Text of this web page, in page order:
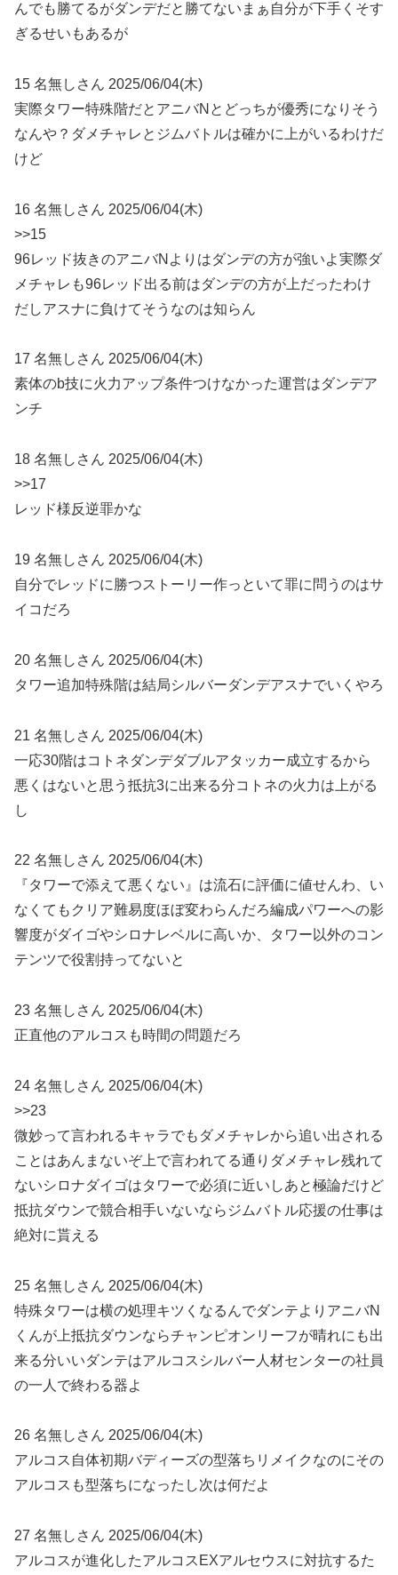
んでも勝てるがダンデだと勝てないまぁ自分が下手くそす
ぎるせいもあるが
15 名無しさん 2025/06/04(木)
実際タワー特殊階だとアニバNとどっちが優秀になりそう
なんや？ダメチャレとジムバトルは確かに上がいるわけだ
けど
16 名無しさん 2025/06/04(木)
>>15
96レッド抜きのアニバNよりはダンデの方が強いよ実際ダ
メチャレも96レッド出る前はダンデの方が上だったわけ
だしアスナに負けてそうなのは知らん
17 名無しさん 2025/06/04(木)
素体のb技に火力アップ条件つけなかった運営はダンデア
ンチ
18 名無しさん 2025/06/04(木)
>>17
レッド様反逆罪かな
19 名無しさん 2025/06/04(木)
自分でレッドに勝つストーリー作っといて罪に問うのはサ
イコだろ
20 名無しさん 2025/06/04(木)
タワー追加特殊階は結局シルバーダンデアスナでいくやろ
21 名無しさん 2025/06/04(木)
一応30階はコトネダンデダブルアタッカー成立するから
悪くはないと思う抵抗3に出来る分コトネの火力は上がる
し
22 名無しさん 2025/06/04(木)
『タワーで添えて悪くない』は流石に評価に値せんわ、い
なくてもクリア難易度ほぼ変わらんだろ編成パワーへの影
響度がダイゴやシロナレベルに高いか、タワー以外のコン
テンツで役割持ってないと
23 名無しさん 2025/06/04(木)
正直他のアルコスも時間の問題だろ
24 名無しさん 2025/06/04(木)
>>23
微妙って言われるキャラでもダメチャレから追い出される
ことはあんまないぞ上で言われてる通りダメチャレ残れて
ないシロナダイゴはタワーで必須に近いしあと極論だけど
抵抗ダウンで競合相手いないならジムバトル応援の仕事は
絶対に貰える
25 名無しさん 2025/06/04(木)
特殊タワーは横の処理キツくなるんでダンテよりアニバN
くんが上抵抗ダウンならチャンピオンリーフが晴れにも出
来る分いいダンテはアルコスシルバー人材センターの社員
の一人で終わる器よ
26 名無しさん 2025/06/04(木)
アルコス自体初期バディーズの型落ちリメイクなのにその
アルコスも型落ちになったし次は何だよ
27 名無しさん 2025/06/04(木)
アルコスが進化したアルコスEXアルセウスに対抗するた